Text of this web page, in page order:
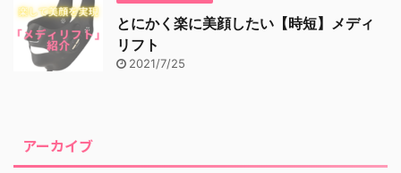
とにかく楽に美顔したい【時短】メディ
リフト
2021/7/25
アーカイブ